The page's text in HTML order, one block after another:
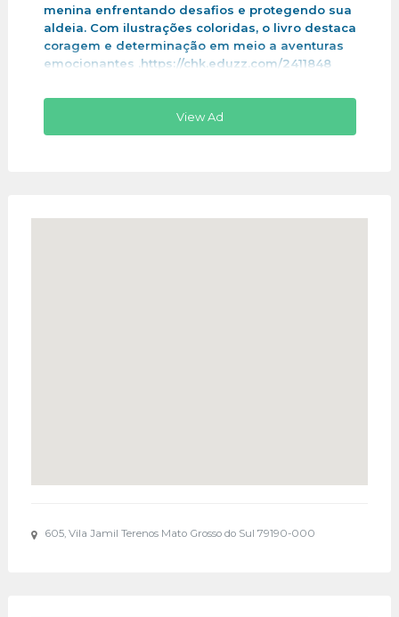
menina enfrentando desafios e protegendo sua
aldeia. Com ilustrações coloridas, o livro destaca
coragem e determinação em meio a aventuras
emocionantes .https://chk.eduzz.com/2411848
View Ad
605, Vila Jamil Terenos Mato Grosso do Sul 79190-000